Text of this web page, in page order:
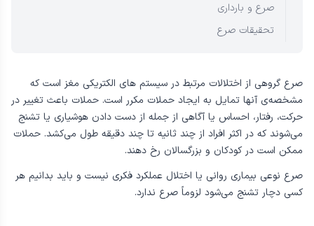
صرع و بارداری
تحقیقات صرع
صرع گروهی از اختلالات مرتبط در سیستم های الکتریکی مغز است که
مشخصه‌ی آنها تمایل به ایجاد حملات مکرر است. حملات باعث تغییر در
حرکت، رفتار، احساس یا آگاهی از جمله از دست دادن هوشیاری یا تشنج
می‌شوند که در اکثر افراد از چند ثانیه تا چند دقیقه طول می‌کشد. حملات
ممکن است در کودکان و بزرگسالان رخ دهند.
صرع نوعی بیماری روانی یا اختلال عملکرد فکری نیست و باید بدانیم هر
کسی دچار تشنج می‌شود لزوماً صرع ندارد.